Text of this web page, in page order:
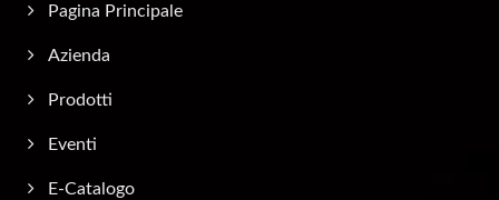
Pagina Principale
Azienda
Prodotti
Eventi
E-Catalogo